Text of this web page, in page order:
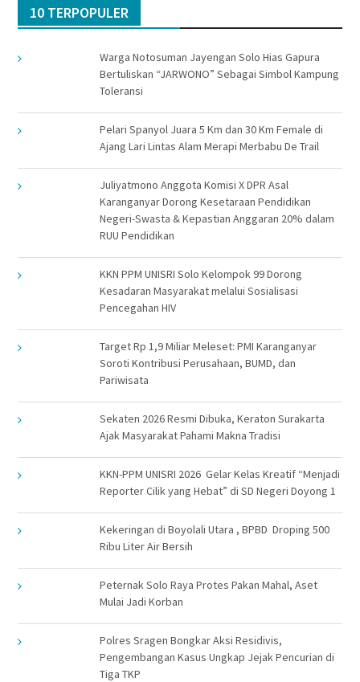
10 TERPOPULER
Warga Notosuman Jayengan Solo Hias Gapura
Bertuliskan “JARWONO” Sebagai Simbol Kampung
Toleransi
Pelari Spanyol Juara 5 Km dan 30 Km Female di
Ajang Lari Lintas Alam Merapi Merbabu De Trail
Juliyatmono Anggota Komisi X DPR Asal
Karanganyar Dorong Kesetaraan Pendidikan
Negeri-Swasta & Kepastian Anggaran 20% dalam
RUU Pendidikan
KKN PPM UNISRI Solo Kelompok 99 Dorong
Kesadaran Masyarakat melalui Sosialisasi
Pencegahan HIV
Target Rp 1,9 Miliar Meleset: PMI Karanganyar
Soroti Kontribusi Perusahaan, BUMD, dan
Pariwisata
Sekaten 2026 Resmi Dibuka, Keraton Surakarta
Ajak Masyarakat Pahami Makna Tradisi
KKN-PPM UNISRI 2026 Gelar Kelas Kreatif “Menjadi
Reporter Cilik yang Hebat” di SD Negeri Doyong 1
Kekeringan di Boyolali Utara , BPBD Droping 500
Ribu Liter Air Bersih
Peternak Solo Raya Protes Pakan Mahal, Aset
Mulai Jadi Korban
Polres Sragen Bongkar Aksi Residivis,
Pengembangan Kasus Ungkap Jejak Pencurian di
Tiga TKP